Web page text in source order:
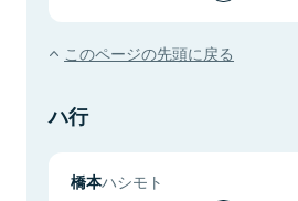
このページの先頭に戻る
ハ行
橋本ハシモト